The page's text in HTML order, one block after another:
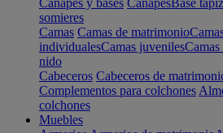
Canapés y bases CanapésBase
somieres
Camas Camas de matrimonio
individualesCamas juveniles
nido
Cabeceros Cabeceros de
Complementos para colchones
colchones
Muebles